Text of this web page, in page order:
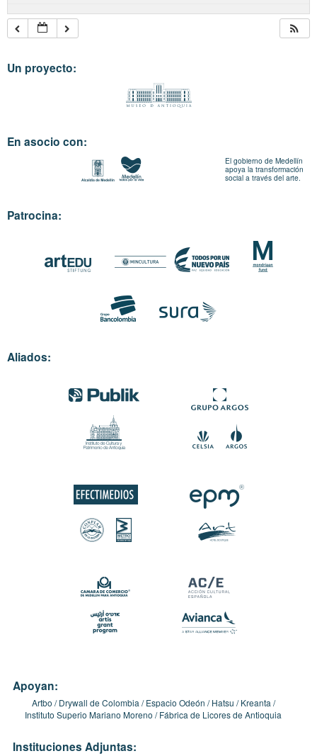
Un proyecto:
En asocio con:
El gobierno de Medellín
apoya la transformación
social a través del arte.
Patrocina:
Aliados:
Apoyan:
Artbo Drywall de Colombia Espacio Odeón Hatsu
Kreanta
Instituto Superio Mariano Moreno
Fábrica de Licores de Antioquia
Instituciones Adjuntas: